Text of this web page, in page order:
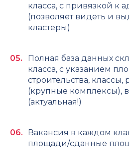
класса, с привязкой к
(позволяет видеть и
кластеры)
Полная база данных
класса, с указанием
строительства, классы,
(крупные комплексы),
(актуальная!)
Вакансия в каждом
площади/сданные